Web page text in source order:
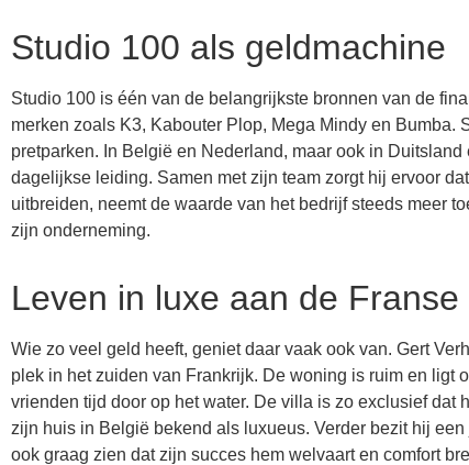
Studio 100 als geldmachine
Studio 100 is één van de belangrijkste bronnen van de
merken zoals K3, Kabouter Plop, Mega Mindy en
pretparken. In België en Nederland, maar ook in
dagelijkse leiding. Samen met zijn team zorgt hij ervoor
uitbreiden, neemt de waarde van het bedrijf steeds meer
zijn onderneming.
Leven in luxe aan de Franse
Wie zo veel geld heeft, geniet daar vaak ook van. Gert
plek in het zuiden van Frankrijk. De woning is ruim en ligt
vrienden tijd door op het water. De villa is zo exclusief dat
zijn huis in België bekend als luxueus. Verder bezit hij
ook graag zien dat zijn succes hem welvaart en comfort